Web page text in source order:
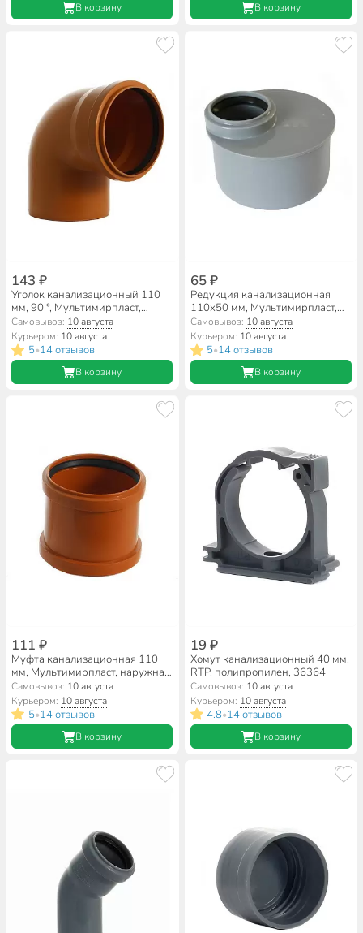
В корзину В корзину
143 ₽
Уголок канализационный 110
мм, 90 °, Мультимирпласт,
наружный, рыжий, ОТВ НК
110/87.5 SN2
Самовывоз: 10 августа
Курьером: 10 августа
5•14 отзывов
В корзину
65 ₽
Редукция канализационная
110х50 мм, Мультимирпласт,
ПРХ ВК 110/50 КР
Самовывоз: 10 августа
Курьером: 10 августа
5•14 отзывов
В корзину
111 ₽
Муфта канализационная 110
мм, Мультимирпласт, наружная,
рыжая, МФ НК 110 SN4
Самовывоз: 10 августа
Курьером: 10 августа
5•14 отзывов
В корзину
19 ₽
Хомут канализационный 40 мм,
RTP, полипропилен, 36364
Самовывоз: 10 августа
Курьером: 10 августа
4.8•14 отзывов
В корзину